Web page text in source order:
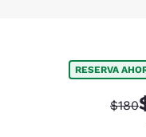
RESERVA
$180